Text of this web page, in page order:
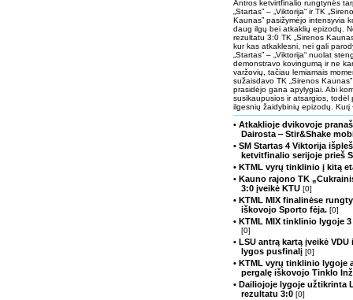
Antros ketvirtfinalio rungtynės
„Startas” – „Viktorija“ ir TK
Kaunas” pasižymėjo intensyvia
daug ilgų bei atkaklių epizodų.
rezultatu 3:0 TK „Sirenos
kur kas atkaklesni, nei gali
„Startas” – „Viktorija“ nuolat
demonstravo kovingumą ir ne
varžovių, tačiau lemiamais
sužaisdavo TK „Sirenos
prasidėjo gana apylygiai. Abi
susikaupusios ir atsargios, todėl
ilgesnių žaidybinių epizodų. Kurį
• Atkaklioje dvikovoje
Dairosta ‒ Stir&Shake
• SM Startas 4 Viktorija
ketvitfinalio serijoje prieš
• KTML vyrų tinklinio į kitą
• Kauno rajono TK
3:0 įveikė KTU [0]
• KTML MIX finalinėse
iškovojo Sporto fėja. [0]
• KTML MIX tinklinio lygoje
[0]
• LSU antrą kartą įveikė
lygos pusfinalį [0]
• KTML vyrų tinklinio lygoje
pergalę iškovojo Tinklo
• Dailiojoje lygoje užtikrinta
rezultatu 3:0 [0]